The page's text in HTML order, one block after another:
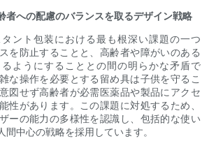
者への配慮のバランスを取るデザイン戦略
ント包装における最も根深い課題の一つ
を防止することと、高齢者や障がいのある
ようにすることとの間の明らかな矛盾で
な操作を必要とする留め具は子供を守るこ
図せず高齢者が必需医薬品や製品にアクセ
性があります。この課題に対処するため、
ーの能力の多様性を認識し、包括的な使い
間中心の戦略を採用しています。